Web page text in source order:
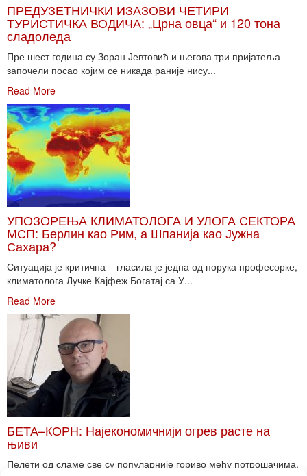
ПРЕДУЗЕТНИЧКИ ИЗАЗОВИ ЧЕТИРИ
ТУРИСТИЧКА ВОДИЧА: „Црна овца“ и 120 тона
сладоледа
Пре шест година су Зоран Јевтовић и његова три пријатеља
започели посао којим се никада раније нису...
Read More
УПОЗОРЕЊА КЛИМАТОЛОГА И УЛОГА СЕКТОРА
МСП: Берлин као Рим, а Шпанија као Јужна
Сахара?
Ситуација је критична – гласила је једна од порука професорке,
климатолога Лучке Кајфеж Богатај са У...
Read More
БЕТА–КОРН: Најекономичнији огрев расте на
њиви
Пелети од сламе све су популарније гориво међу потрошачима.